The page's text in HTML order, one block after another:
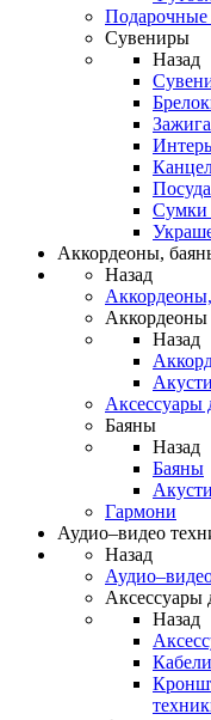
Подарочные
Сувениры
Назад
Посуда
Сумки
Аккордеоны,
Назад
Аккордеоны
Назад
Аксессуары
Баяны
Назад
Баяны
Гармони
Аудио–видео
Назад
Аксессуары
Назад